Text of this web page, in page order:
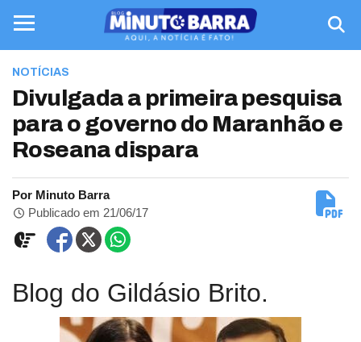
NOTÍCIAS
Divulgada a primeira pesquisa
para o governo do Maranhão e
Roseana dispara
Por Minuto Barra
Publicado em 21/06/17
Blog do Gildásio Brito.